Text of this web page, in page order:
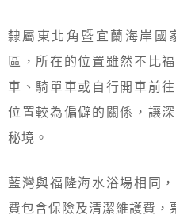
隸屬東北角暨宜蘭海岸國
區，所在的位置雖然不比
車、騎單車或自行開車前
位置較為偏僻的關係，讓
秘境。
藍灣與福隆海水浴場相同
費包含保險及清潔維護費，